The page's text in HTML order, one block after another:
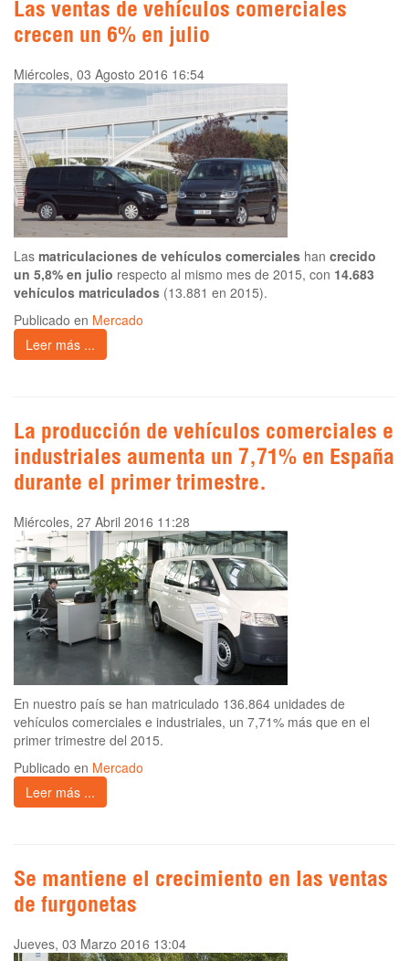
Las ventas de vehículos comerciales
crecen un 6% en julio
Miércoles, 03 Agosto 2016 16:54
Las matriculaciones de vehículos comerciales han crecido
un 5,8% en julio respecto al mismo mes de 2015, con 14.683
vehículos matriculados (13.881 en 2015).
Publicado en Mercado
Leer más ...
La producción de vehículos comerciales e
industriales aumenta un 7,71% en España
durante el primer trimestre.
Miércoles, 27 Abril 2016 11:28
En nuestro país se han matriculado 136.864 unidades de
vehículos comerciales e industriales, un 7,71% más que en el
primer trimestre del 2015.
Publicado en Mercado
Leer más ...
Se mantiene el crecimiento en las ventas
de furgonetas
Jueves, 03 Marzo 2016 13:04